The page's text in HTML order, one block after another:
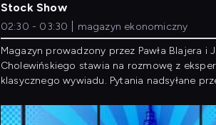
Stock Show
02:30 - 03:30
magazyn ekonomiczny
Magazyn prowadzony przez Pawła Blajera i
Cholewińskiego stawia na rozmowę z
klasycznego wywiadu. Pytania nadsyłane